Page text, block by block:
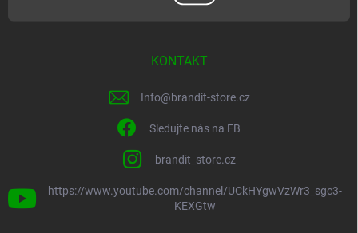
KONTAKT
Info@brandit-store.cz
Sledujte nás na FB
brandit_store.cz
https://www.youtube.com/channel/UCkHYgwVzWr3_sgc3-
KEXGtw